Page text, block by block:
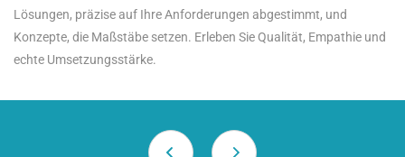
Lösungen, präzise auf Ihre Anforderungen abgestimmt, und
Konzepte, die Maßstäbe setzen. Erleben Sie Qualität, Empathie und
echte Umsetzungsstärke.